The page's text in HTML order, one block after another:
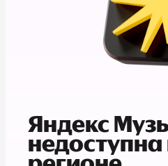
Яндекс